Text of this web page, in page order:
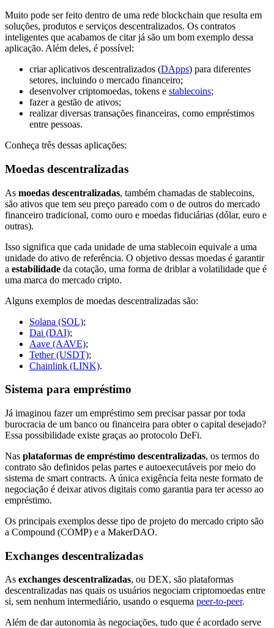
Muito pode ser feito dentro de uma rede blockchain que resulta em
soluções, produtos e serviços descentralizados. Os contratos
inteligentes que acabamos de citar já são um bom exemplo dessa
aplicação. Além deles, é possível:
criar aplicativos descentralizados (DApps) para diferentes
setores, incluindo o mercado financeiro;
desenvolver criptomoedas, tokens e stablecoins;
fazer a gestão de ativos;
realizar diversas transações financeiras, como empréstimos
entre pessoas.
Conheça três dessas aplicações:
Moedas descentralizadas
As moedas descentralizadas, também chamadas de stablecoins,
são ativos que tem seu preço pareado com o de outros do mercado
financeiro tradicional, como ouro e moedas fiduciárias (dólar, euro e
outras).
Isso significa que cada unidade de uma stablecoin equivale a uma
unidade do ativo de referência. O objetivo dessas moedas é garantir
a estabilidade da cotação, uma forma de driblar a volatilidade que é
uma marca do mercado cripto.
Alguns exemplos de moedas descentralizadas são:
Solana (SOL);
Dai (DAI);
Aave (AAVE);
Tether (USDT);
Chainlink (LINK).
Sistema para empréstimo
Já imaginou fazer um empréstimo sem precisar passar por toda
burocracia de um banco ou financeira para obter o capital desejado?
Essa possibilidade existe graças ao protocolo DeFi.
Nas plataformas de empréstimo descentralizadas, os termos do
contrato são definidos pelas partes e autoexecutáveis por meio do
sistema de smart contracts. A única exigência feita neste formato de
negociação é deixar ativos digitais como garantia para ter acesso ao
empréstimo.
Os principais exemplos desse tipo de projeto do mercado cripto são
a Compound (COMP) e a MakerDAO.
Exchanges descentralizadas
As exchanges descentralizadas, ou DEX, são plataformas
descentralizadas nas quais os usuários negociam criptomoedas entre
si, sem nenhum intermediário, usando o esquema peer-to-peer.
Além de dar autonomia às negociações, tudo que é acordado serve